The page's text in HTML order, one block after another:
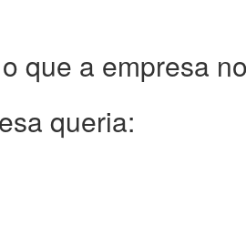
que a empresa
queria: